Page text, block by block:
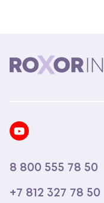
8 800 555 78 50
+7 812 327 78 50